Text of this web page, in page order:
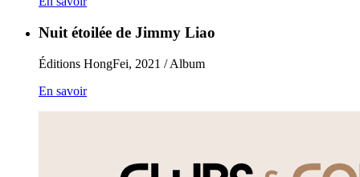
Nuit étoilée de Jimmy Liao
Éditions HongFei, 2021 / Album
En savoir